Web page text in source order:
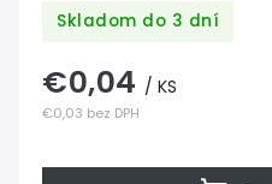
Skladom do 3 dní
€0,03 bez DPH
€0,04 / KS